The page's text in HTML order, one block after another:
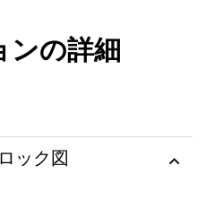
ンの詳細
ック図